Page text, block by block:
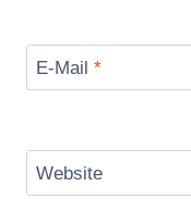
E-Mail *
Website